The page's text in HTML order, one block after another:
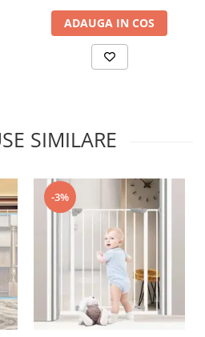
ADAUGA IN COS
SIMILARE
-3%